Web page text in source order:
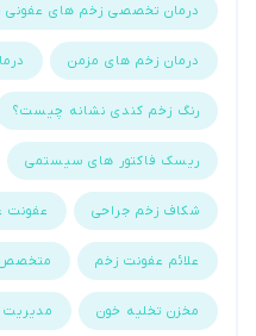
درمان تخصصی زخم های عفونی با
درمان زخم های مزمن
رنگ زخم کندی نشانه چیست؟
ریسک فاکتور های سیستمی
شکاف زخم جراحی عفونت
علائم عفونت زخم متخصص
مخزن تخلیه خون مدیریت